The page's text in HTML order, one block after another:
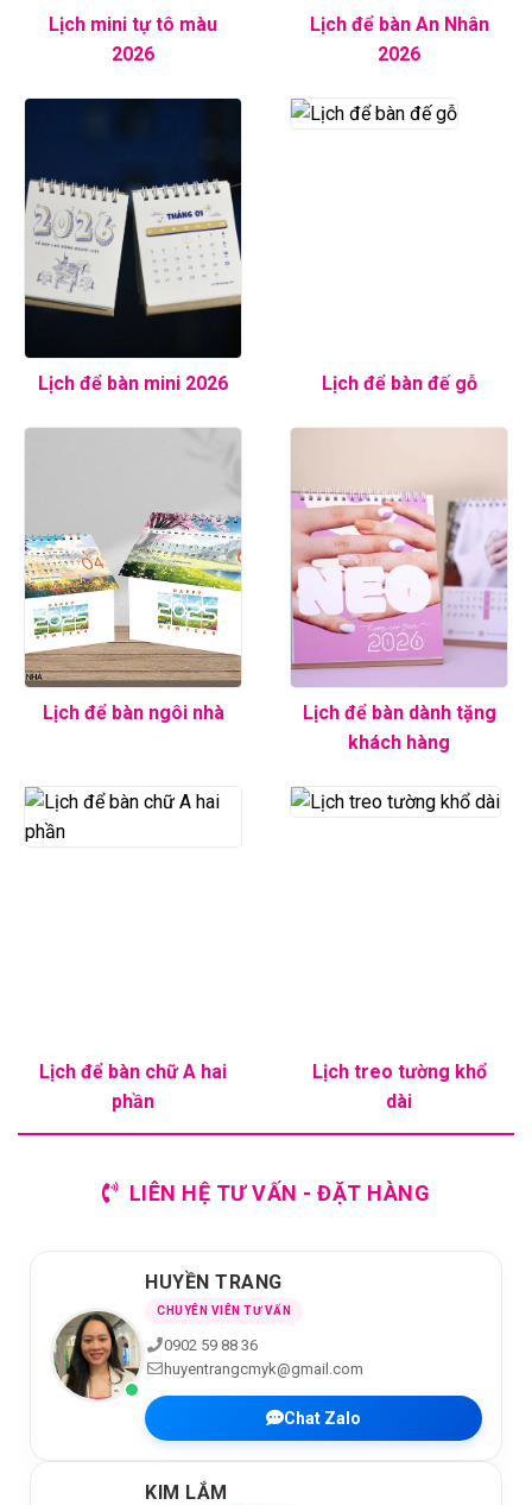
Lịch mini tự tô màu
2026
Lịch để bàn An Nhân
2026
Lịch để bàn mini 2026 Lịch để bàn đế gỗ
Lịch để bàn ngôi nhà
Lịch để bàn dành tặng
khách hàng
Lịch để bàn chữ A hai
phần
Lịch treo tường khổ
dài
LIÊN HỆ TƯ VẤN - ĐẶT HÀNG
HUYỀN TRANG
CHUYÊN VIÊN TƯ VẤN
0902 59 88 36
huyentrangcmyk@gmail.com
Chat Zalo
KIM LẮM